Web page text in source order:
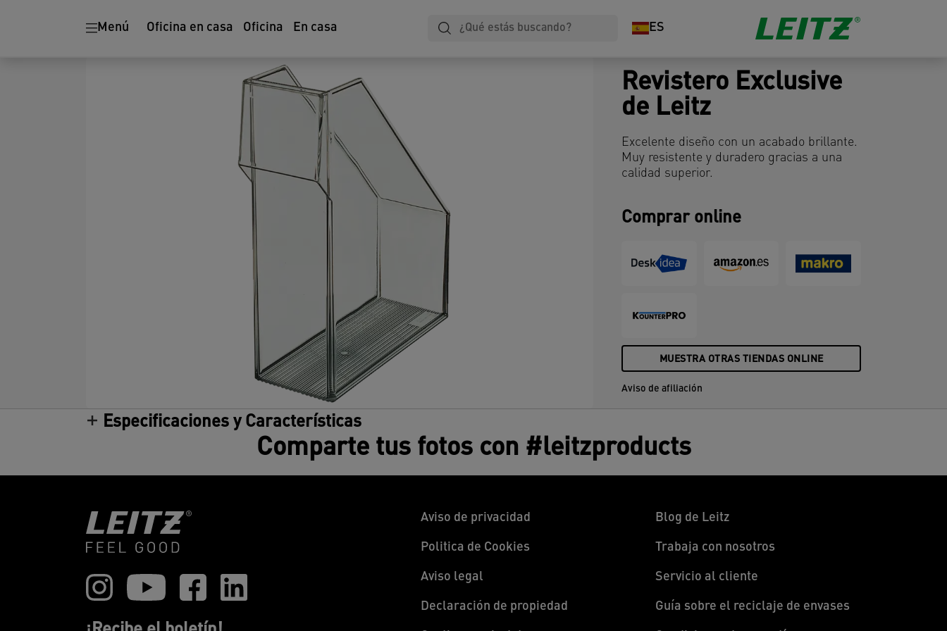
Menú Oficina en casa Oficina En casa ES
Revistero Exclusive
de Leitz
Excelente diseño con un acabado brillante.
Muy resistente y duradero gracias a una
calidad superior.
Comprar online
MUESTRA OTRAS TIENDAS ONLINE
Aviso de afiliación
Especificaciones y Características
Comparte tus fotos con #leitzproducts
Aviso de privacidad
Politica de Cookies
Aviso legal
Declaración de propiedad
Blog de Leitz
Trabaja con nosotros
Servicio al cliente
Guía sobre el reciclaje de envases